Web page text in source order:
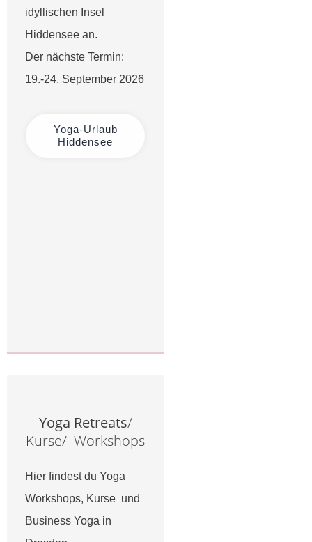
idyllischen Insel
Hiddensee an.
Der nächste Termin:
19.-24. September 2026
Yoga-Urlaub
Hiddensee
Yoga Retreats/
Kurse/ Workshops
Hier findest du Yoga
Workshops, Kurse und
Business Yoga in